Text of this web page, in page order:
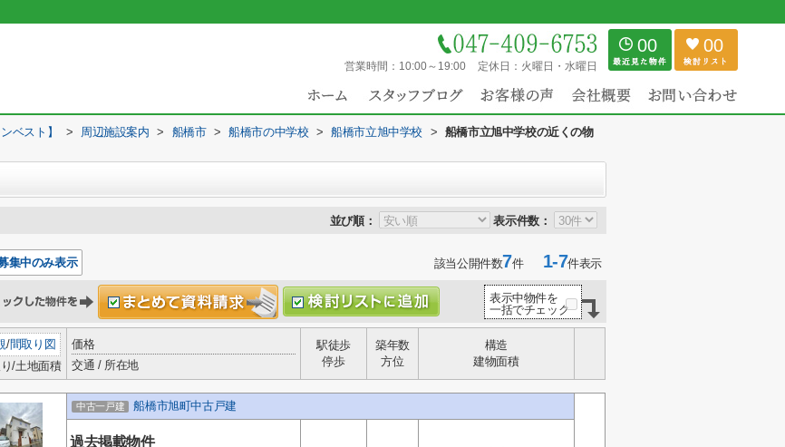
営業時間： 10:00～19:00 定休日： 火曜日・水曜日
00 00
ベスト】 > 周辺施設案内 > 船橋市 > 船橋市の中学校 > 船橋市立旭中学校 > 船橋市立旭中学校の近くの物
並び順： 表示件数：
集中のみ表示 該当公開件数7件1-7件表示
表示中物件を
一括でチェック
/間取り図
/土地面積
価格
交通 / 所在地
駅徒歩
停歩
築年数
方位
構造
建物面積
中古一戸建 船橋市旭町中古戸建
過去掲載物件